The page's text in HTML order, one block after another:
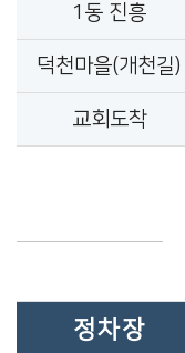
1동 진흥
덕천마을(개천길)
교회도착
정차장